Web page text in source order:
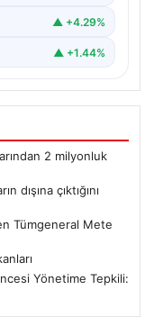
▲ +4.29%
▲ +1.44%
2 milyonluk
dışına çıktığını
Tümgeneral Mete
Yönetime Tepkili: